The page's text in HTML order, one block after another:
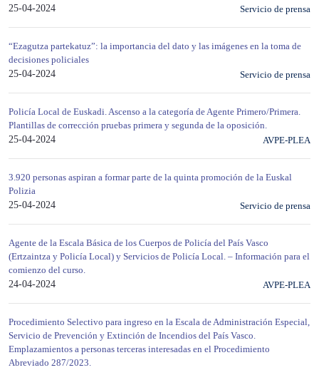
25-04-2024
Servicio de prensa
“Ezagutza partekatuz”: la importancia del dato y las imágenes en la toma de
decisiones policiales
25-04-2024
Servicio de prensa
Policía Local de Euskadi. Ascenso a la categoría de Agente Primero/Primera.
Plantillas de corrección pruebas primera y segunda de la oposición.
25-04-2024
AVPE-PLEA
3.920 personas aspiran a formar parte de la quinta promoción de la Euskal
Polizia
25-04-2024
Servicio de prensa
Agente de la Escala Básica de los Cuerpos de Policía del País Vasco
(Ertzaintza y Policía Local) y Servicios de Policía Local. – Información para el
comienzo del curso.
24-04-2024
AVPE-PLEA
Procedimiento Selectivo para ingreso en la Escala de Administración Especial,
Servicio de Prevención y Extinción de Incendios del País Vasco.
Emplazamientos a personas terceras interesadas en el Procedimiento
Abreviado 287/2023.